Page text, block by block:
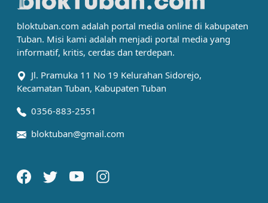
bloktuban.com adalah portal media online di kabupaten
Tuban. Misi kami adalah menjadi portal media yang
informatif, kritis, cerdas dan terdepan.
Jl. Pramuka 11 No 19 Kelurahan Sidorejo,
Kecamatan Tuban, Kabupaten Tuban
0356-883-2551
bloktuban@gmail.com